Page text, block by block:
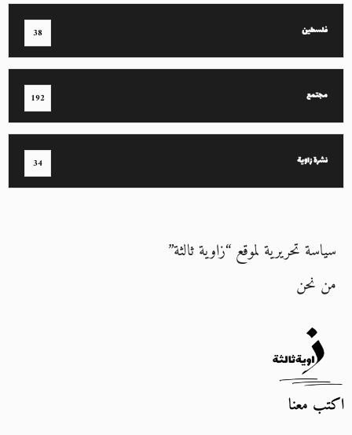
فلسطين 38
مجتمع 192
نشرة زاوية 34
سياسة تحريرية لموقع “زاوية ثالثة”
من نحن
اكتب معنا